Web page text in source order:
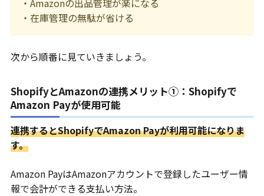
・Amazonの出品管理が楽になる
・在庫管理の無駄が省ける
次から順番に見ていきましょう。
ShopifyとAmazonの連携メリット①：Shopifyで
Amazon Payが使用可能
連携するとShopifyでAmazon Payが利用可能になりま
す。
Amazon PayはAmazonアカウントで登録したユーザー情
報で会計ができる支払い方法。